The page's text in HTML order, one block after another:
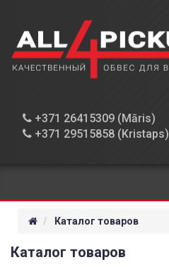
+371 26415309 (Māris)
+371 29515858 (Kristaps)
КАТАЛОГ
ТОВАРОВ
КОНТАКТЫ
Каталог товаров
Каталог товаров